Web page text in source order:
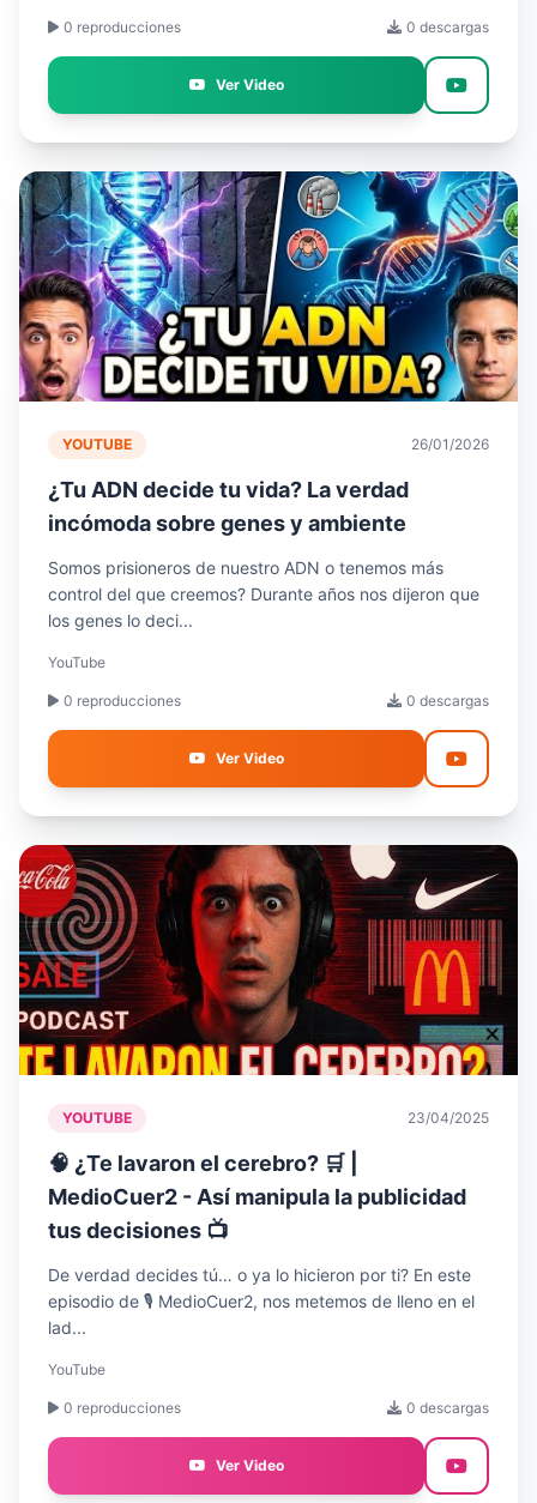
0 reproducciones 0 descargas
Ver Video
YOUTUBE 26/01/2026
¿Tu ADN decide tu vida? La verdad
incómoda sobre genes y ambiente
Somos prisioneros de nuestro ADN o tenemos más
control del que creemos? Durante años nos dijeron que
los genes lo deci...
YouTube
0 reproducciones 0 descargas
Ver Video
YOUTUBE 23/04/2025
🧠 ¿Te lavaron el cerebro? 🛒 |
MedioCuer2 - Así manipula la publicidad
tus decisiones 📺
De verdad decides tú… o ya lo hicieron por ti? En este
episodio de 🎙️ MedioCuer2, nos metemos de lleno en el
lad...
YouTube
0 reproducciones 0 descargas
Ver Video